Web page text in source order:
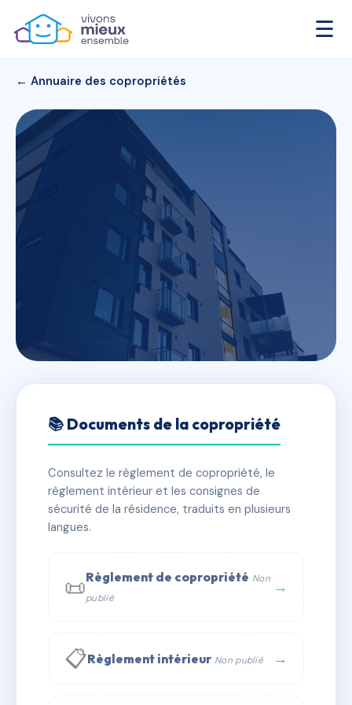
☰
← Annuaire des copropriétés
2 RUE DES ECOLES LAIQUES
✓ Immatriculée 🏠 11 lots 🏗 1 bâtiment(s)
📞 Contacter Syndic Digital
📚 Documents de la copropriété
Consultez le règlement de copropriété, le
règlement intérieur et les consignes de
sécurité de la résidence, traduits en plusieurs
langues.
📜Règlement de copropriété Non
publié
→
📋Règlement intérieur Non publié →